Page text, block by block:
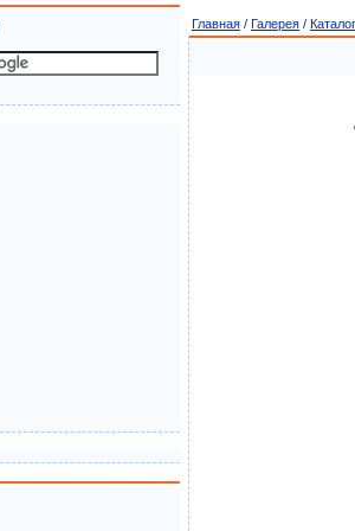
Главная / Галерея /